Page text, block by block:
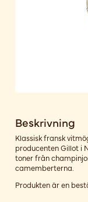
Beskrivning
Klassisk fransk
producenten Gillot i
toner från
camemberterna.
Produkten är en